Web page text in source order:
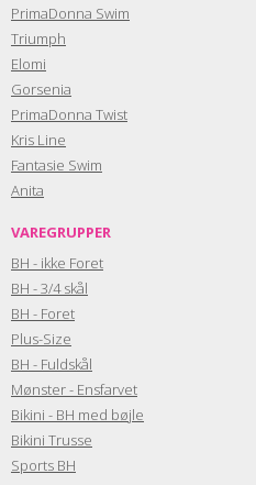
PrimaDonna Swim
Triumph
Elomi
Gorsenia
PrimaDonna Twist
Kris Line
Fantasie Swim
Anita
VAREGRUPPER
BH - ikke Foret
BH - 3/4 skål
BH - Foret
Plus-Size
BH - Fuldskål
Mønster - Ensfarvet
Bikini - BH med bøjle
Bikini Trusse
Sports BH